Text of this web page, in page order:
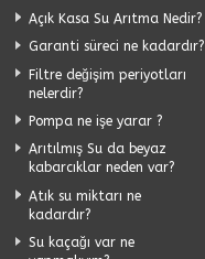
Açık Kasa Su Arıtma Nedir?
Garanti süreci ne kadardır?
Filtre değişim periyotları
nelerdir?
Pompa ne işe yarar ?
Arıtılmış Su da beyaz
kabarcıklar neden var?
Atık su miktarı ne
kadardır?
Su kaçağı var ne